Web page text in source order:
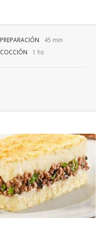
PREPARACIÓN
45 min
COCCIÓN
1 hs